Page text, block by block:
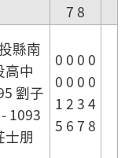
7 8
縣南
高中
劉子
1093
士朋
0 0 0 0
0 0 0 0
1 2 3 4
5 6 7 8